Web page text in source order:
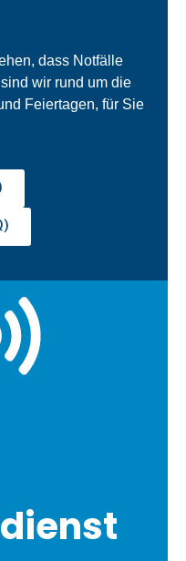
dass Notfälle
wir rund um die
Feiertagen, für Sie